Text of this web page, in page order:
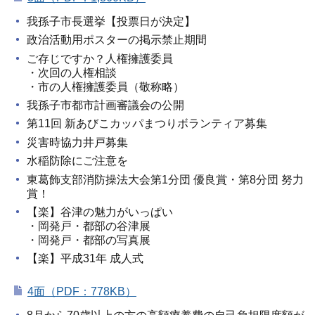
我孫子市長選挙【投票日が決定】
政治活動用ポスターの掲示禁止期間
ご存じですか？人権擁護委員
・次回の人権相談
・市の人権擁護委員（敬称略）
我孫子市都市計画審議会の公開
第11回 新あびこカッパまつりボランティア募集
災害時協力井戸募集
水稲防除にご注意を
東葛飾支部消防操法大会第1分団 優良賞・第8分団 努力
賞！
【楽】谷津の魅力がいっぱい
・岡発戸・都部の谷津展
・岡発戸・都部の写真展
【楽】平成31年 成人式
4面（PDF：778KB）